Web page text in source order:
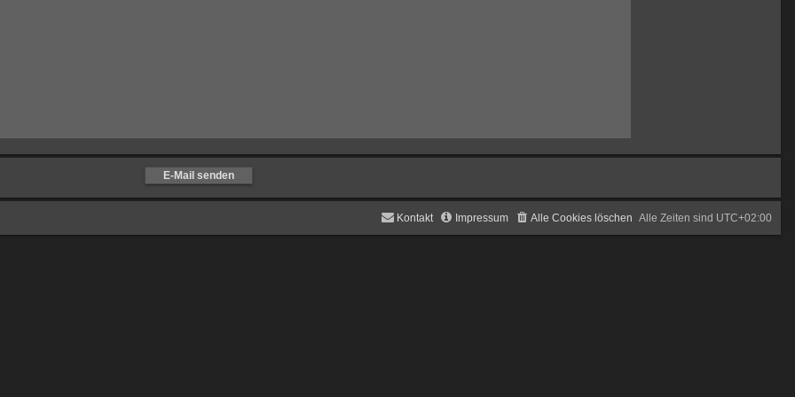
Alle Zeiten sind UTC+02:00
Alle Cookies löschen
Impressum
Kontakt